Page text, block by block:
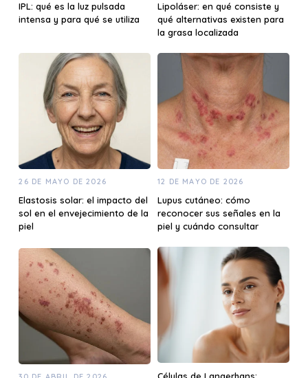
IPL: qué es la luz pulsada
intensa y para qué se utiliza
Lipoláser: en qué consiste y
qué alternativas existen para
la grasa localizada
26 DE MAYO DE 2026
Elastosis solar: el impacto del
sol en el envejecimiento de la
piel
12 DE MAYO DE 2026
Lupus cutáneo: cómo
reconocer sus señales en la
piel y cuándo consultar